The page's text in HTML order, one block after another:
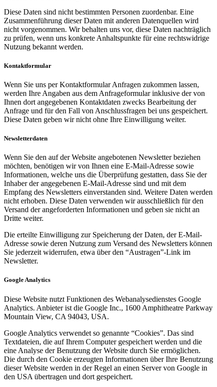
Diese Daten sind nicht bestimmten Personen zuordenbar. Eine
Zusammenführung dieser Daten mit anderen Datenquellen wird
nicht vorgenommen. Wir behalten uns vor, diese Daten nachträglich
zu prüfen, wenn uns konkrete Anhaltspunkte für eine rechtswidrige
Nutzung bekannt werden.
Kontaktformular
Wenn Sie uns per Kontaktformular Anfragen zukommen lassen,
werden Ihre Angaben aus dem Anfrageformular inklusive der von
Ihnen dort angegebenen Kontaktdaten zwecks Bearbeitung der
Anfrage und für den Fall von Anschlussfragen bei uns gespeichert.
Diese Daten geben wir nicht ohne Ihre Einwilligung weiter.
Newsletterdaten
Wenn Sie den auf der Website angebotenen Newsletter beziehen
möchten, benötigen wir von Ihnen eine E-Mail-Adresse sowie
Informationen, welche uns die Überprüfung gestatten, dass Sie der
Inhaber der angegebenen E-Mail-Adresse sind und mit dem
Empfang des Newsletters einverstanden sind. Weitere Daten werden
nicht erhoben. Diese Daten verwenden wir ausschließlich für den
Versand der angeforderten Informationen und geben sie nicht an
Dritte weiter.
Die erteilte Einwilligung zur Speicherung der Daten, der E-Mail-
Adresse sowie deren Nutzung zum Versand des Newsletters können
Sie jederzeit widerrufen, etwa über den “Austragen”-Link im
Newsletter.
Google Analytics
Diese Website nutzt Funktionen des Webanalysedienstes Google
Analytics. Anbieter ist die Google Inc., 1600 Amphitheatre Parkway
Mountain View, CA 94043, USA.
Google Analytics verwendet so genannte “Cookies”. Das sind
Textdateien, die auf Ihrem Computer gespeichert werden und die
eine Analyse der Benutzung der Website durch Sie ermöglichen.
Die durch den Cookie erzeugten Informationen über Ihre Benutzung
dieser Website werden in der Regel an einen Server von Google in
den USA übertragen und dort gespeichert.